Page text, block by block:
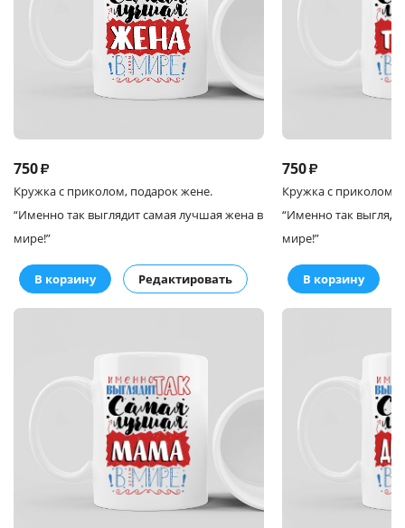
750₽
Кружкас приколом, подарок жене.
“Именно так выглядит самая лучшая жена в
мире!”
В корзину Редактировать
750₽
Кружкас приколом,
“Именно так
мире!”
В корзину